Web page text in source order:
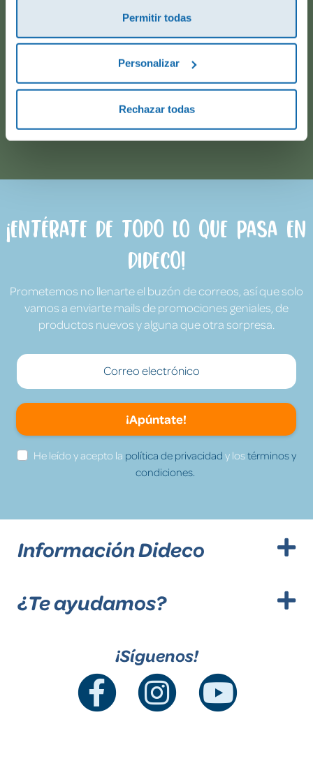
Permitir todas
Personalizar
Rechazar todas
916597360
Correo electrónico
Horario de atención telefónica: de Lunes a Viernes, de
9:00h a 17:00h.
¡Entérate de todo lo que pasa en
Dideco!
Prometemos no llenarte el buzón de correos, así que solo
vamos a enviarte mails de promociones geniales, de
productos nuevos y alguna que otra sorpresa.
¡Apúntate!
He leído y acepto la política de privacidad y lostérminos y
condiciones.
Información Dideco
¿Te ayudamos?
¡Síguenos!